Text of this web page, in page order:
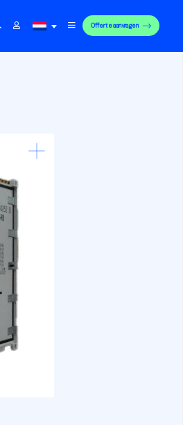
Offerte aanvragen